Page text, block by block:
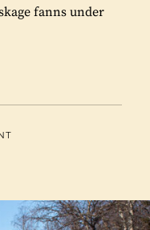
fanns under